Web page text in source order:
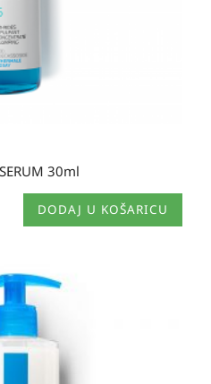
30ml
DODAJ U KOŠARICU